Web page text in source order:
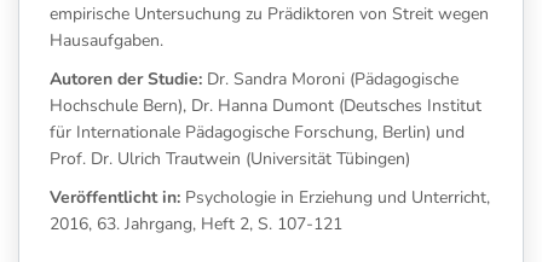
empirische Untersuchung zu Prädiktoren von Streit wegen
Hausaufgaben.
Autoren der Studie: Dr. Sandra Moroni (Pädagogische
Hochschule Bern), Dr. Hanna Dumont (Deutsches Institut
für Internationale Pädagogische Forschung, Berlin) und
Prof. Dr. Ulrich Trautwein (Universität Tübingen)
Veröffentlicht in: Psychologie in Erziehung und Unterricht,
2016, 63. Jahrgang, Heft 2, S. 107-121